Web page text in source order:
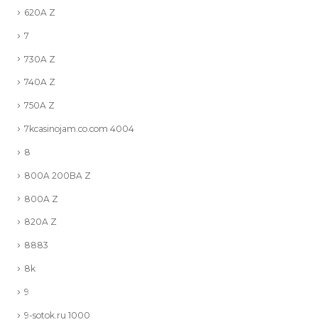
620A Z
7
730A Z
740A Z
750A Z
7kcasinojam.co.com 4004
8
800A 200BA Z
800A Z
820A Z
8883
8k
9
9-sotok.ru 1000